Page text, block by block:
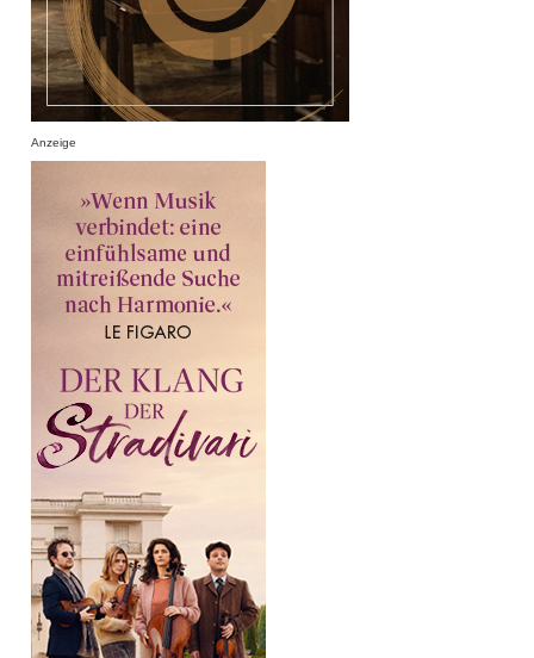
Anzeige